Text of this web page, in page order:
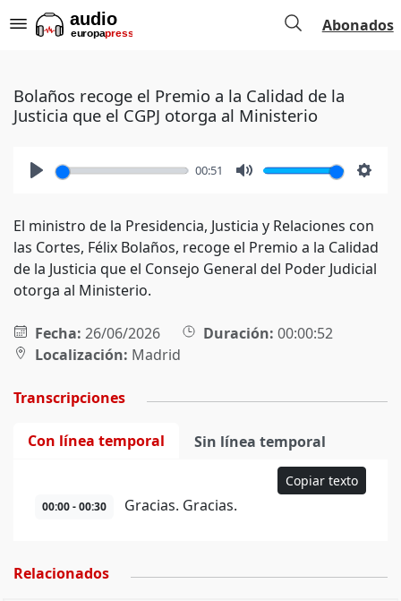
Abonados
Bolaños recoge el Premio a la Calidad de la
Justicia que el CGPJ otorga al Ministerio
00:51
El ministro de la Presidencia, Justicia y Relaciones con
las Cortes, Félix Bolaños, recoge el Premio a la Calidad
de la Justicia que el Consejo General del Poder Judicial
otorga al Ministerio.
Fecha: 26/06/2026 Duración: 00:00:52
Localización: Madrid
Transcripciones
Con línea temporal Sin línea temporal
Copiar texto
00:00 - 00:30 Gracias. Gracias.
Relacionados